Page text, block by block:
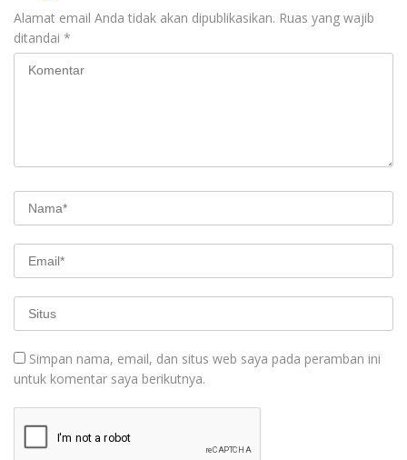
Alamat email Anda tidak akan dipublikasikan. Ruas yang wajib
ditandai *
Simpan nama, email, dan situs web saya pada peramban ini
untuk komentar saya berikutnya.